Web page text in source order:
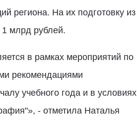
региона. На их подготовку из
1 млрд рублей.
в рамках мероприятий по
рекомендациями
учебного года и в условиях
- отметила Наталья